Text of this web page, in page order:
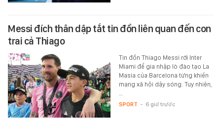
Messi đích thân dập tắt tin đồn liên quan đến con
trai cả Thiago
Tin đồn Thiago Messi rời Inter
Miami để gia nhập lò đào tạo La
Masia của Barcelona từng khiến
mạng xã hội dậy sóng. Tuy nhiên,
…
SPORT - 6 giờ trước